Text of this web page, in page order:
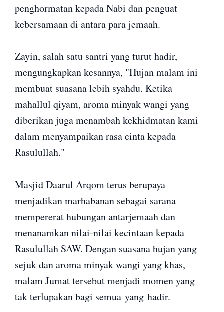
penghormatan kepada Nabi dan penguat
kebersamaan di antara para jemaah.
Zayin, salah satu santri yang turut hadir,
mengungkapkan kesannya, "Hujan malam ini
membuat suasana lebih syahdu. Ketika
mahallul qiyam, aroma minyak wangi yang
diberikan juga menambah kekhidmatan kami
dalam menyampaikan rasa cinta kepada
Rasulullah."
Masjid Daarul Arqom terus berupaya
menjadikan marhabanan sebagai sarana
mempererat hubungan antarjemaah dan
menanamkan nilai-nilai kecintaan kepada
Rasulullah SAW. Dengan suasana hujan yang
sejuk dan aroma minyak wangi yang khas,
malam Jumat tersebut menjadi momen yang
tak terlupakan bagi semua yang hadir.